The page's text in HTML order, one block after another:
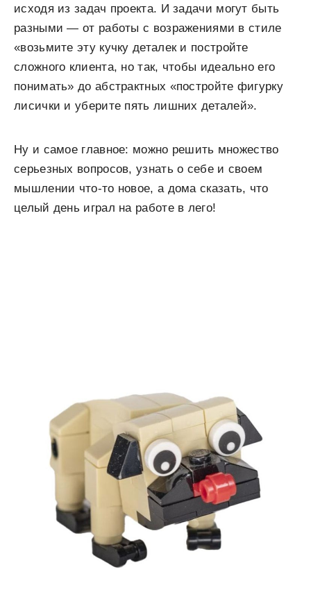
исходя из задач проекта. И задачи могут быть
разными — от работы с возражениями в стиле
«возьмите эту кучку деталек и постройте
сложного клиента, но так, чтобы идеально его
понимать» до абстрактных «постройте фигурку
лисички и уберите пять лишних деталей».
Ну и самое главное: можно решить множество
серьезных вопросов, узнать о себе и своем
мышлении что-то новое, а дома сказать, что
целый день играл на работе в лего!